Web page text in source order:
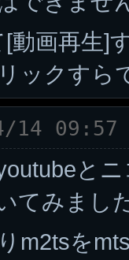
動画再生]
ックすら
14 09:57
と
てみまし
m2tsを